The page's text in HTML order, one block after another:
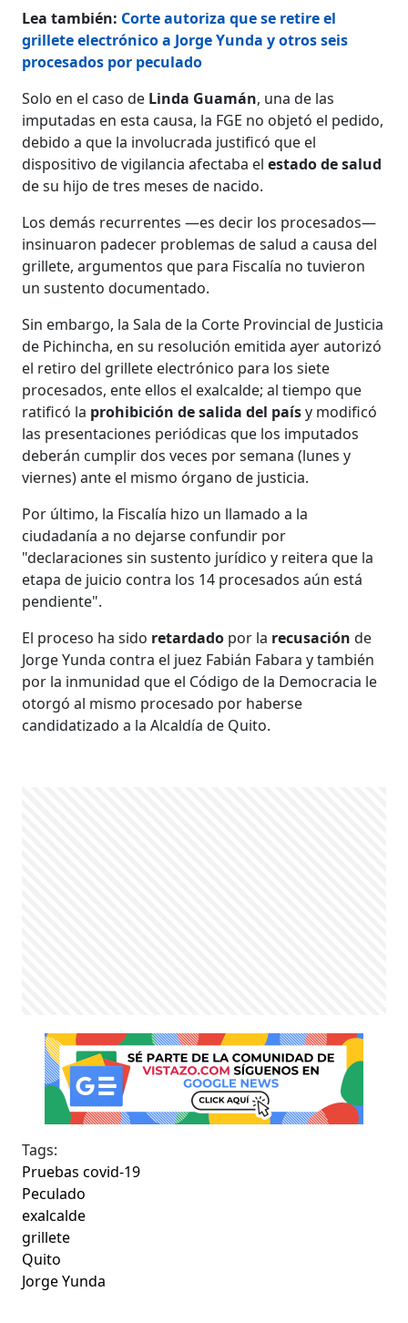
Lea también: Corte autoriza que se retire el
grillete electrónico a Jorge Yunda y otros seis
procesados por peculado
Solo en el caso de Linda Guamán, una de las
imputadas en esta causa, la FGE no objetó el pedido,
debido a que la involucrada justificó que el
dispositivo de vigilancia afectaba el estado de salud
de su hijo de tres meses de nacido.
Los demás recurrentes —es decir los procesados—
insinuaron padecer problemas de salud a causa del
grillete, argumentos que para Fiscalía no tuvieron
un sustento documentado.
Sin embargo, la Sala de la Corte Provincial de Justicia
de Pichincha, en su resolución emitida ayer autorizó
el retiro del grillete electrónico para los siete
procesados, ente ellos el exalcalde; al tiempo que
ratificó la prohibición de salida del paísy modificó
las presentaciones periódicas que los imputados
deberán cumplir dos veces por semana (lunes y
viernes) ante el mismo órgano de justicia.
Por último, la Fiscalía hizo un llamado a la
ciudadanía a no dejarse confundir por
"declaraciones sin sustento jurídico y reitera que la
etapa de juicio contra los 14 procesados aún está
pendiente".
El proceso ha sido retardado por la recusaciónde
Jorge Yunda contra el juez Fabián Fabara y también
por la inmunidad que el Código de la Democracia le
otorgó al mismo procesado por haberse
candidatizado a la Alcaldía de Quito.
Tags:
Pruebas covid-19
Peculado
exalcalde
grillete
Quito
Jorge Yunda